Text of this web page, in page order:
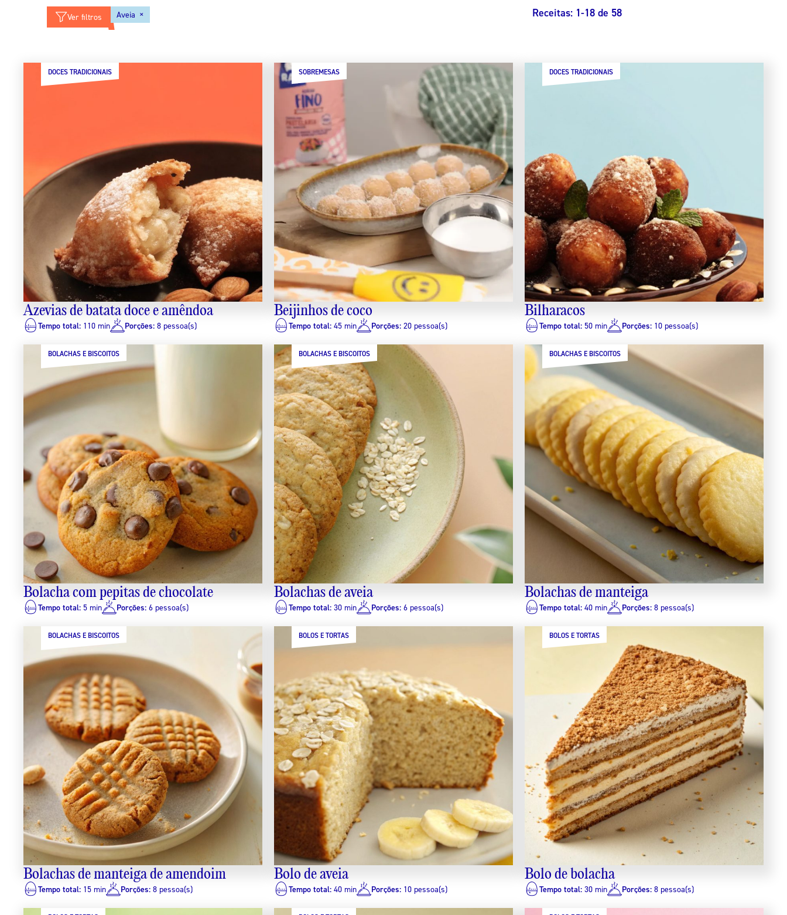
Ver filtros Aveia × Receitas: 1-18de 58
DOCES TRADICIONAIS
Azevias de batata doce e amêndoa
Tempo total: 110 min Porções: 8 pessoa(s)
SOBREMESAS
Beijinhos de coco
Tempo total: 45 min Porções: 20 pessoa(s)
DOCES TRADICIONAIS
Bilharacos
Tempo total: 50 min Porções: 10 pessoa(s)
BOLACHAS E BISCOITOS
Bolacha com pepitas de chocolate
Tempo total: 5 min Porções: 6 pessoa(s)
BOLACHAS E BISCOITOS
Bolachas de aveia
Tempo total: 30 min Porções: 6 pessoa(s)
BOLACHAS E BISCOITOS
Bolachas de manteiga
Tempo total: 40 min Porções: 8 pessoa(s)
BOLACHAS E BISCOITOS
Bolachas de manteiga de amendoim
Tempo total: 15 min Porções: 8 pessoa(s)
BOLOS E TORTAS
Bolo de aveia
Tempo total: 40 min Porções: 10 pessoa(s)
BOLOS E TORTAS
Bolo de bolacha
Tempo total: 30 min Porções: 8 pessoa(s)